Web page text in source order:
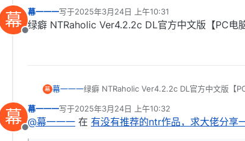
幕
离线
幕一一一写于2025年3月24日 上午10:31
最后由 编辑
绿癖 NTRaholic Ver4.2.2c DL官方中文版【PC电
幕 幕一一一绿癖 NTRaholic Ver4.2.2c DL官方中文版【
幕
离线
幕一一一写于2025年3月24日 上午10:32
最后由 编辑
@幕一一一 在 有没有推荐的ntr作品，求大佬分享